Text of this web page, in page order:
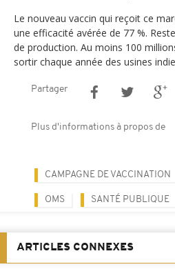
Le nouveau vaccin qui reçoit ce
une efficacité avérée de 77 %.
de production. Au moins 100
sortir chaque année des usines
Partager
Plus d'informations à propos de
CAMPAGNE DE VACCINATION
OMS SANTÉ PUBLIQUE
ARTICLES CONNEXES